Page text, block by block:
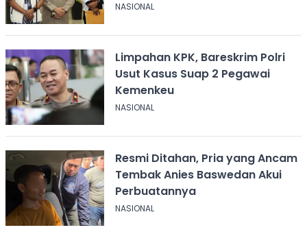
NASIONAL
Limpahan KPK, Bareskrim Polri
Usut Kasus Suap 2 Pegawai
Kemenkeu
NASIONAL
Resmi Ditahan, Pria yang Ancam
Tembak Anies Baswedan Akui
Perbuatannya
NASIONAL